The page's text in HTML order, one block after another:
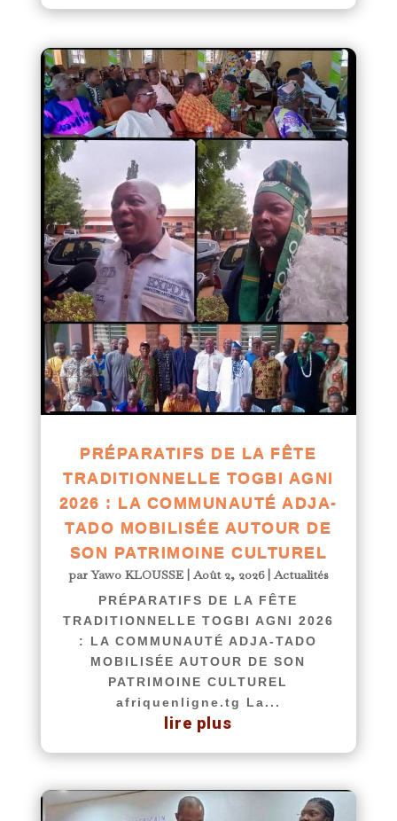
PRÉPARATIFS DE LA FÊTE
TRADITIONNELLE TOGBI AGNI
2026 : LA COMMUNAUTÉ ADJA-
TADO MOBILISÉE AUTOUR DE
SON PATRIMOINE CULTUREL
parYawo KLOUSSE|Août 2, 2026|Actualités
PRÉPARATIFS DE LA FÊTE
TRADITIONNELLE TOGBI AGNI 2026
: LA COMMUNAUTÉ ADJA-TADO
MOBILISÉE AUTOUR DE SON
PATRIMOINE CULTUREL
afriquenligne.tg La...
lire plus